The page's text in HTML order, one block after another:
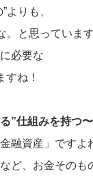
よりも、
。と思っています
必要な
すね！
”仕組みを持つ〜
融資産」ですよ
ど、お金そのも